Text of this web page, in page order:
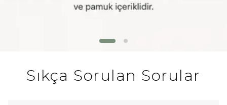
Sıkça Sorulan Sorular